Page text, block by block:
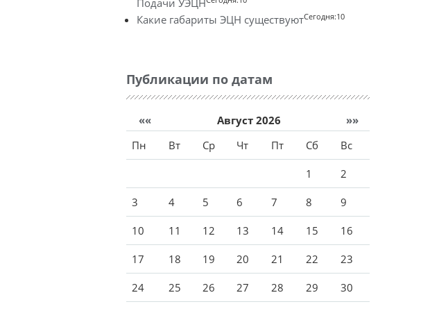
Какие габариты ЭЦН существуютСегодня:10
Публикации по датам
«« Август 2026
»»
Пн
Вт Ср Чт Пт Сб Вс
1 2
3 4 5 6 7 8 9
10 11 12 13 14 15 16
17 18 19 20 21 22 23
24 25 26 27 28 29 30